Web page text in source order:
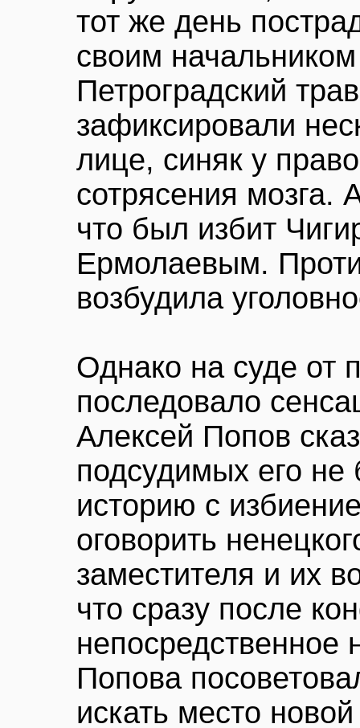
тот же день
своим
Петроградский
зафиксировали
лице, синяк у
сотрясения мозга.
что был избит
Ермолаевым.
возбудила
Однако на суде от
последовало
Алексей Попов
подсудимых его
историю с
оговорить
заместителя и их
что сразу после
непосредственное
Попова
искать место